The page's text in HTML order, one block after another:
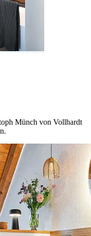
Münch von Vollhardt